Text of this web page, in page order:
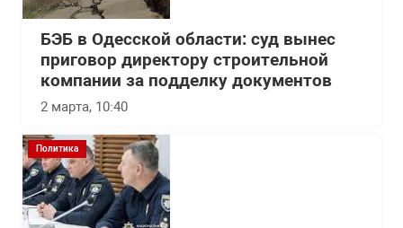
БЭБ в Одесской области: суд вынес
приговор директору строительной
компании за подделку документов
2 марта, 10:40
Политика